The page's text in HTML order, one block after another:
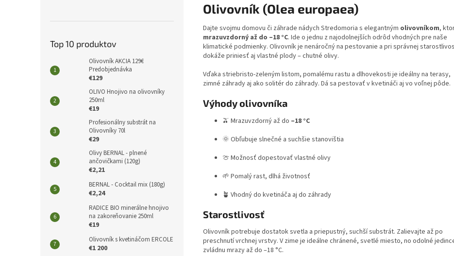
Top 10 produktov
Olivovník AKCIA 129€
Predobjednávka
€129
OLIVO Hnojivo na olivovníky
250ml
€19
Profesionálny substrát na
Olivovníky 70l
€29
Olivy BERNAL - plnené
ančovičkami (120g)
€2,21
BERNAL - Cocktail mix (180g)
€2,24
RADICE BIO minerálne hnojivo
na zakoreňovanie 250ml
€19
Olivovník s kvetináčom ERCOLE
€1 200
Olivovník (Olea europaea)
Dajte svojmu domovu či záhrade nádych Stredomoria s elegantným olivovníkom,
mrazuvzdorný až do –18 °C. Ide o jednu z najodolnejších odrôd vhodných pre naše
klimatické podmienky. Olivovník je nenáročný na pestovanie a pri správnej
dokáže priniesť aj vlastné plody – chutné olivy.
Vďaka striebristo-zeleným listom, pomalému rastu a dlhovekosti je ideálny na terasy,
zimné záhrady aj ako solitér do záhrady. Dá sa pestovať v kvetináči aj vo voľnej pôde.
Výhody olivovníka
🫒 Mrazuvzdorný až do –18 °C
🌞 Obľubuje slnečné a suchšie stanovištia
🍈 Možnosť dopestovať vlastné olivy
🌱 Pomalý rast, dlhá životnosť
🪴 Vhodný do kvetináča aj do záhrady
Starostlivosť
Olivovník potrebuje dostatok svetla a priepustný, suchší substrát. Zalievajte až po
preschnutí vrchnej vrstvy. V zime je ideálne chránené, svetlé miesto, no odolné
zvládnu mrazy až do –18 °C.